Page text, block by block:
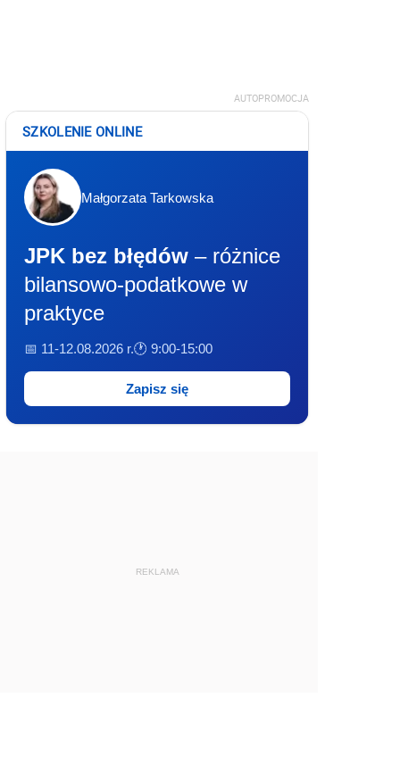
AUTOPROMOCJA
SZKOLENIE ONLINE
Małgorzata Tarkowska
JPK bez błędów – różnice
bilansowo-podatkowe w
praktyce
📅 11-12.08.2026 r.🕐 9:00-15:00
Zapisz się
REKLAMA